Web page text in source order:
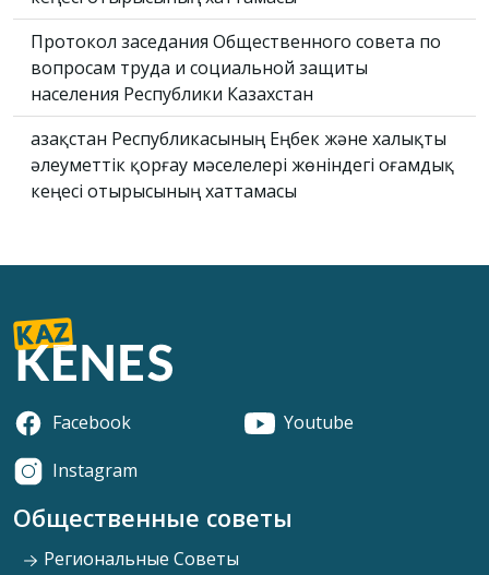
Протокол заседания Общественного совета по
вопросам труда и социальной защиты
населения Республики Казахстан
Қазақстан Республикасының Еңбек және халықты
әлеуметтік қорғау мәселелері жөніндегі Қоғамдық
кеңесі отырысының хаттамасы
Facebook
Youtube
Instagram
Общественные советы
Региональные Советы